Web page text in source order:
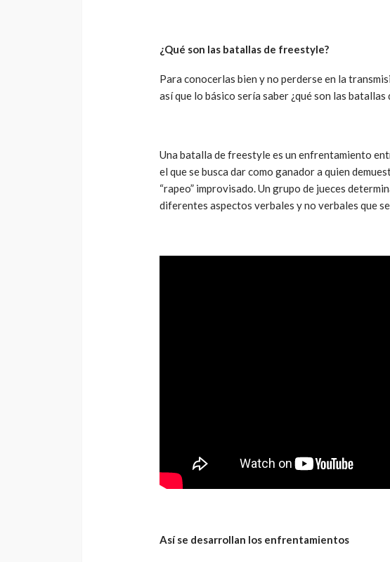
¿Qué son las batallas de freestyle?
Para conocerlas bien y no perderse en la
así que lo básico sería saber ¿qué son las
Una batalla de freestyle es un enfrentamiento
el que se busca dar como ganador a quien
“rapeo” improvisado. Un grupo de jueces
diferentes aspectos verbales y no verbales que
Así se desarrollan los enfrentamientos